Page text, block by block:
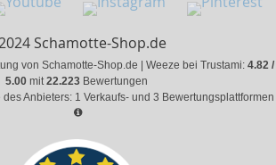
Schamotte-Shop.de
von Schamotte-Shop.de | Weeze bei Trustami: 4.82 /
5.00 mit22.223 Bewertungen
Anbieters: 1 Verkaufs- und 3 Bewertungsplattformen